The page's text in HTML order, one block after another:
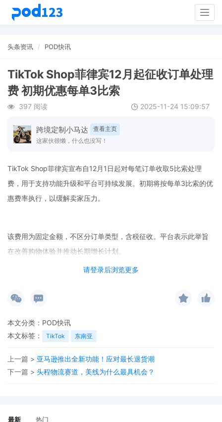
头条资讯 POD快讯
TikTok Shop菲律宾12月起征收订单处理
费 初期优惠每单3比索
397 阅读 2025-11-24 15:09:57
跨境定制小马达
查看主页
这家伙很懒，什么也没写！
请登录后浏览更多
TikTok Shop菲律宾宣布自12月1日起对每笔订单收取5比索处理
费，用于支持功能升级和平台可持续发展。初期将按每单3比索的优
惠费率执行，以缓解卖家压力。
该费用为固定金额，不区分订单类型，含税征收。平台表示此举旨
在改善购物体验并推动长期增长计划。
本文分类： POD快讯
本文标签：
TikTok 东南亚
上一篇 > 亚马逊推出全新功能！应对最长退货潮
下一篇 > 头程物流赛道，美线为什么最具机会？
最新 热门